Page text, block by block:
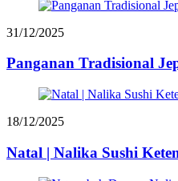
31/12/2025
Panganan Tradisional
18/12/2025
Natal | Nalika Sushi